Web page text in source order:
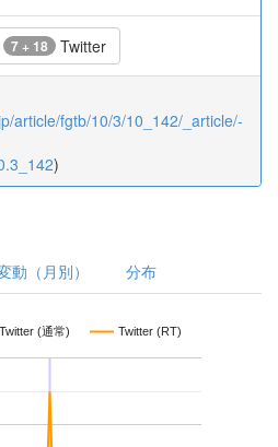
7 + 18 Twitter
article/fgtb/10/3/10_142/_article/-
)
動（月別） 分布
Twitter (通常) Twitter (RT)